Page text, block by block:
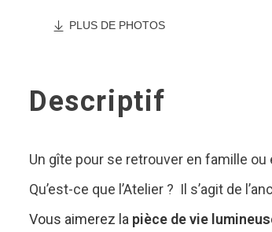
PLUS DE PHOTOS
Descriptif
Un gîte pour se retrouver en famille
Qu’est-ce que l’Atelier ? Il s’agit de
Vous aimerez la pièce de vie